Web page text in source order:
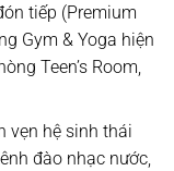
tiếp (Premium
Gym & Yoga hiện
Teen’s Room,
vẹn hệ sinh thái
đào nhạc nước,